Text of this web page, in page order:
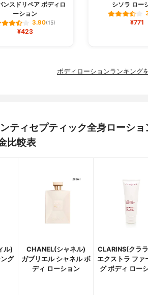
ンスドリペア ボディロ
ーション
3.90(15)
¥423
シソラ ロー
¥771
ボディローションランキング
ティセプティック全身ローショ
比較表
ル)
グ
CHANEL(シャネル)
ガブリエル シャネル ボ
ディ ローション
CLARINS(クラ
エクストラ ファ
グ ボディ ロー